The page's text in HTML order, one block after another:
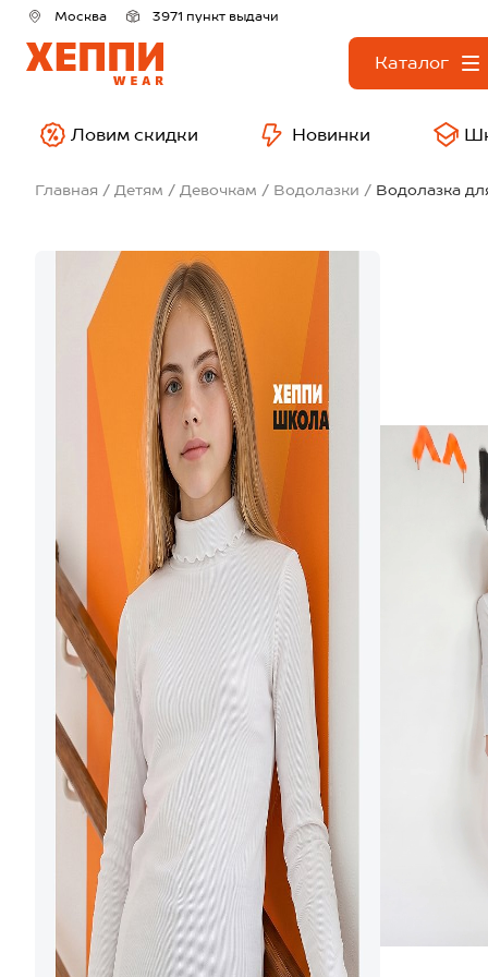
Москва 3971 пункт выдачи
Каталог
Ловим скидки Новинки
Главная Детям Девочкам Водолазки Водолазка